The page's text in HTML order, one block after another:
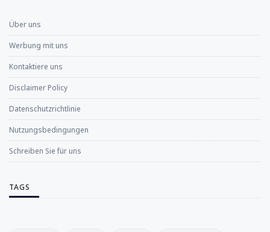
Über uns
Werbung mit uns
Kontaktiere uns
Disclaimer Policy
Datenschutzrichtlinie
Nutzungsbedingungen
Schreiben Sie für uns
TAGS